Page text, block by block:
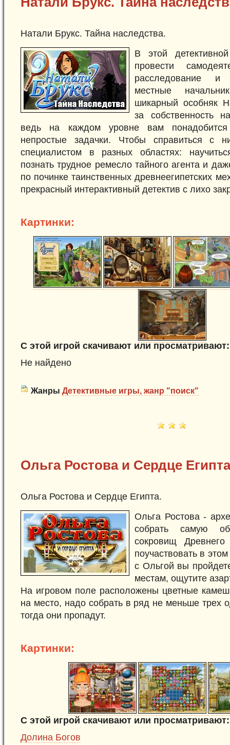
Натали Брукс. Тайна наследства.
В этой
провести
расследование и
местные
шикарный особняк
за собственность
ведь на каждом уровне вам понадобится
непростые задачки. Чтобы справиться с
специалистом в разных областях:
познать трудное ремесло тайного агента и
по починке таинственных древнеегипетских
прекрасный интерактивный детектив с лихо
Картинки:
С этой игрой скачивают или просматривают:
Не найдено
Жанры Детективные игры, жанр "поиск"
Ольга Ростова и Сердце Египта
Ольга Ростова и Сердце Египта.
Ольга Ростова -
собрать самую
сокровищ
поучаствовать в
с Ольгой вы
местам, ощутите
На игровом поле расположены цветные
на место, надо собрать в ряд не меньше трех
тогда они пропадут.
Картинки:
С этой игрой скачивают или просматривают:
Долина Богов